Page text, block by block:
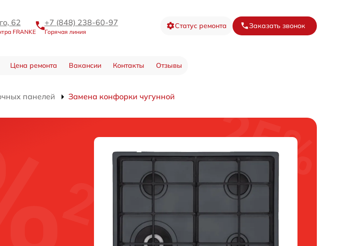
62
FRANKE
+7 (848) 238-60-97
Горячая линия
Статус ремонта Заказать звонок
Цена ремонта Вакансии Контакты Отзывы
панелей Замена конфорки чугунной